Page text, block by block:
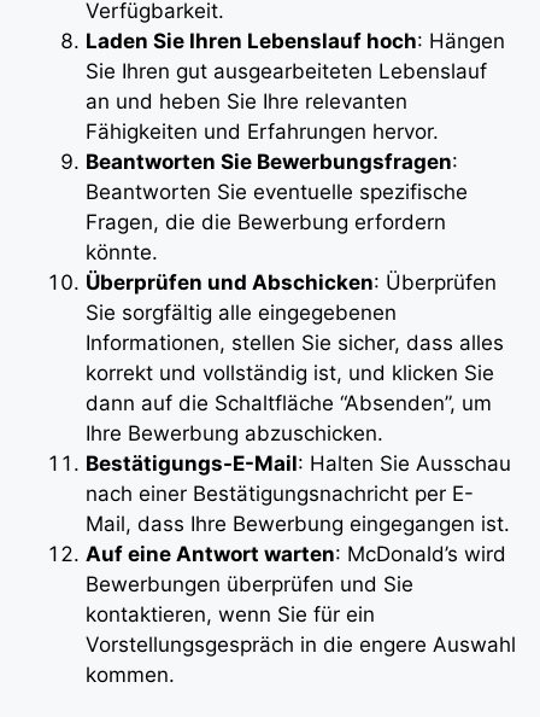
Verfügbarkeit.
Laden Sie Ihren Lebenslauf hoch: Hängen
Sie Ihren gut ausgearbeiteten Lebenslauf
an und heben Sie Ihre relevanten
Fähigkeiten und Erfahrungen hervor.
Beantworten Sie Bewerbungsfragen:
Beantworten Sie eventuelle spezifische
Fragen, die die Bewerbung erfordern
könnte.
Überprüfen und Abschicken: Überprüfen
Sie sorgfältig alle eingegebenen
Informationen, stellen Sie sicher, dass alles
korrekt und vollständig ist, und klicken Sie
dann auf die Schaltfläche “Absenden”, um
Ihre Bewerbung abzuschicken.
Bestätigungs-E-Mail: Halten Sie Ausschau
nach einer Bestätigungsnachricht per E-
Mail, dass Ihre Bewerbung eingegangen ist.
Auf eine Antwort warten: McDonald’s wird
Bewerbungen überprüfen und Sie
kontaktieren, wenn Sie für ein
Vorstellungsgespräch in die engere Auswahl
kommen.